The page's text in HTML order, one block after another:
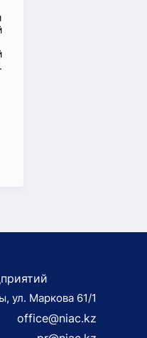
ул. Маркова 61/1
office@niac.kz